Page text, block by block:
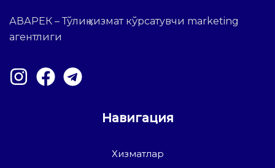
АВАРЕК – Тўлиқ хизмат кўрсатувчи marketing
агентлиги
Навигация
Хизматлар